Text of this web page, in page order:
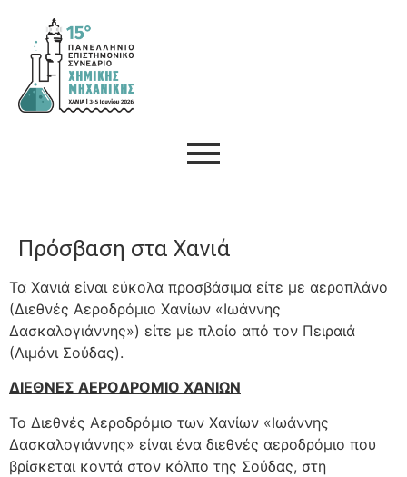
περιεχόμενο
Πρόσβαση στα Χανιά
Τα Χανιά είναι εύκολα προσβάσιμα είτε με αεροπλάνο
(Διεθνές Αεροδρόμιο Χανίων «Ιωάννης
Δασκαλογιάννης») είτε με πλοίο από τον Πειραιά
(Λιμάνι Σούδας).
ΔΙΕΘΝΕΣ ΑΕΡΟΔΡΟΜΙΟ ΧΑΝΙΩΝ
Το Διεθνές Αεροδρόμιο των Χανίων «Ιωάννης
Δασκαλογιάννης» είναι ένα διεθνές αεροδρόμιο που
βρίσκεται κοντά στον κόλπο της Σούδας, στη